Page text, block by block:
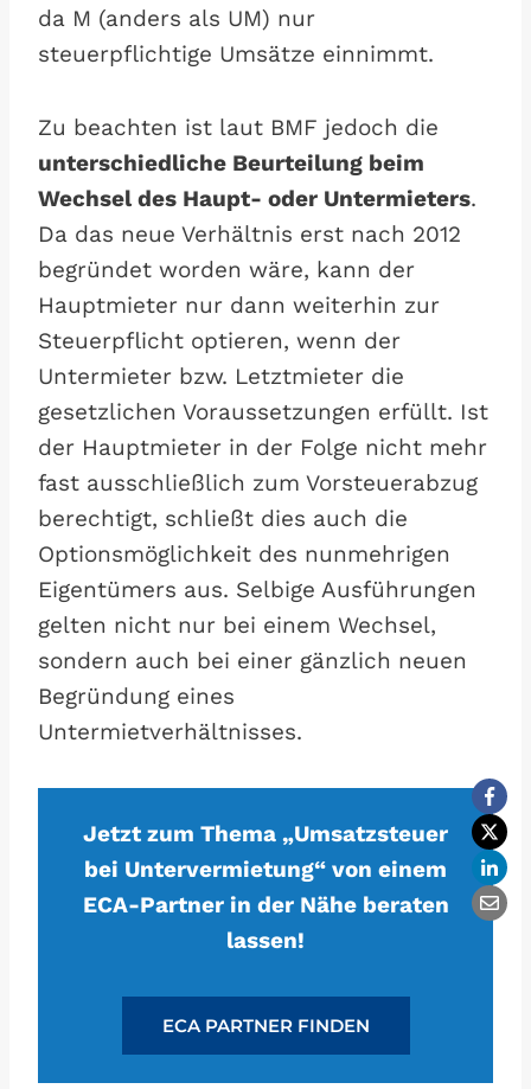
da M (anders als UM) nur
steuerpflichtige Umsätze einnimmt.
Zu beachten ist laut BMF jedoch die
unterschiedliche Beurteilung beim
Wechsel des Haupt- oder Untermieters.
Da das neue Verhältnis erst nach 2012
begründet worden wäre, kann der
Hauptmieter nur dann weiterhin zur
Steuerpflicht optieren, wenn der
Untermieter bzw. Letztmieter die
gesetzlichen Voraussetzungen erfüllt. Ist
der Hauptmieter in der Folge nicht mehr
fast ausschließlich zum Vorsteuerabzug
berechtigt, schließt dies auch die
Optionsmöglichkeit des nunmehrigen
Eigentümers aus. Selbige Ausführungen
gelten nicht nur bei einem Wechsel,
sondern auch bei einer gänzlich neuen
Begründung eines
Untermietverhältnisses.
Jetzt zum Thema „Umsatzsteuer
bei Untervermietung“ von einem
ECA-Partner in der Nähe beraten
lassen!
ECA PARTNER FINDEN